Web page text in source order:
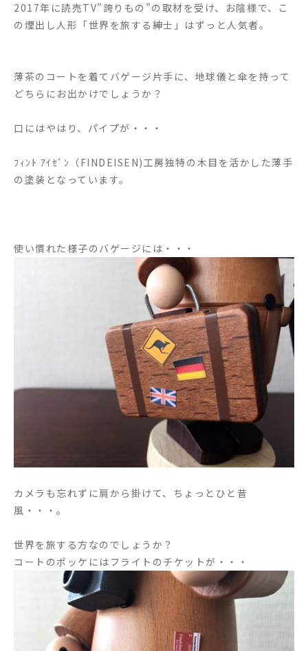
2017年に読売TV”誇りもの”の取材を受け、お陰様で、こ
の煙出し人形「世界を旅する紳士」はずっと人気者。
薄茶のコートを着てバゲージ片手に、地球儀と傘を持って
どちらにお出かけでしょうか？
口にはやはり、パイプが・・・
ﾌｨﾝﾄ ｱｲｾﾞﾝ（FINDEISEN)工房独特の木目を活かした薄手
の塗装となっています。
使い慣れた様子のバゲージには・・・
カメラも忘れずに肩から掛けて、ちょっとひと昔
風・・・。
世界を旅する方なのでしょうか？
コートのポッケにはフライトのチケットが・・・